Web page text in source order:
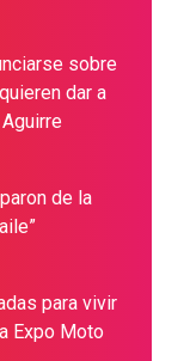
sobre
dar a
de la
para vivir
Expo Moto